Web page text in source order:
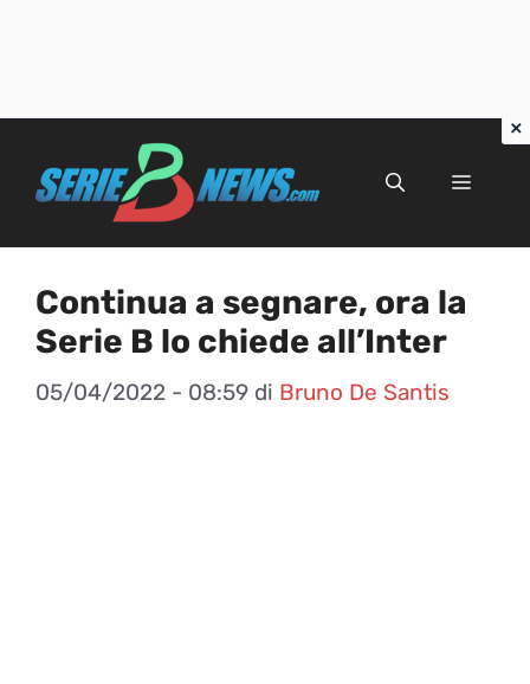
Menu
Continua a segnare, ora la
Serie B lo chiede all’Inter
05/04/2022 - 08:59 di Bruno De Santis